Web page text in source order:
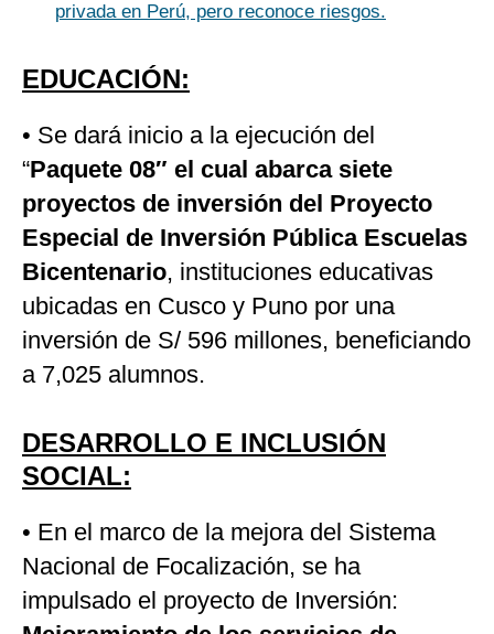
privada en Perú, pero reconoce riesgos.
EDUCACIÓN:
• Se dará inicio a la ejecución del
“Paquete 08″ el cual abarca siete
proyectos de inversión del Proyecto
Especial de Inversión Pública Escuelas
Bicentenario, instituciones educativas
ubicadas en Cusco y Puno por una
inversión de S/ 596 millones, beneficiando
a 7,025 alumnos.
DESARROLLO E INCLUSIÓN
SOCIAL:
• En el marco de la mejora del Sistema
Nacional de Focalización, se ha
impulsado el proyecto de Inversión: